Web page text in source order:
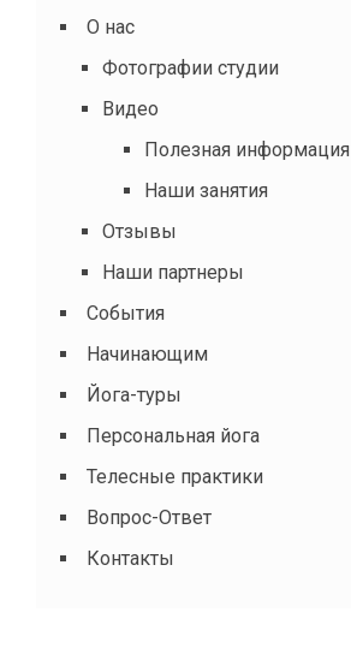
О нас
Фотографии студии
Видео
Полезная информация
Наши занятия
Отзывы
Наши партнеры
События
Начинающим
Йога-туры
Персональная йога
Телесные практики
Вопрос-Ответ
Контакты